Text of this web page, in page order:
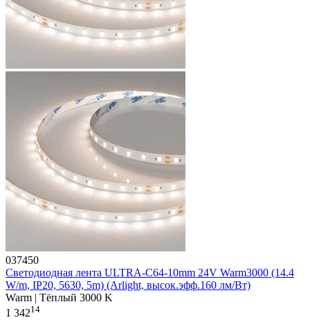
037450
Светодиодная лента ULTRA-C64-10mm 24V Warm3000 (14.4
W/m, IP20, 5630, 5m) (Arlight, высок.эфф.160 лм/Вт)
Warm | Тёплый 3000 K
1 34214